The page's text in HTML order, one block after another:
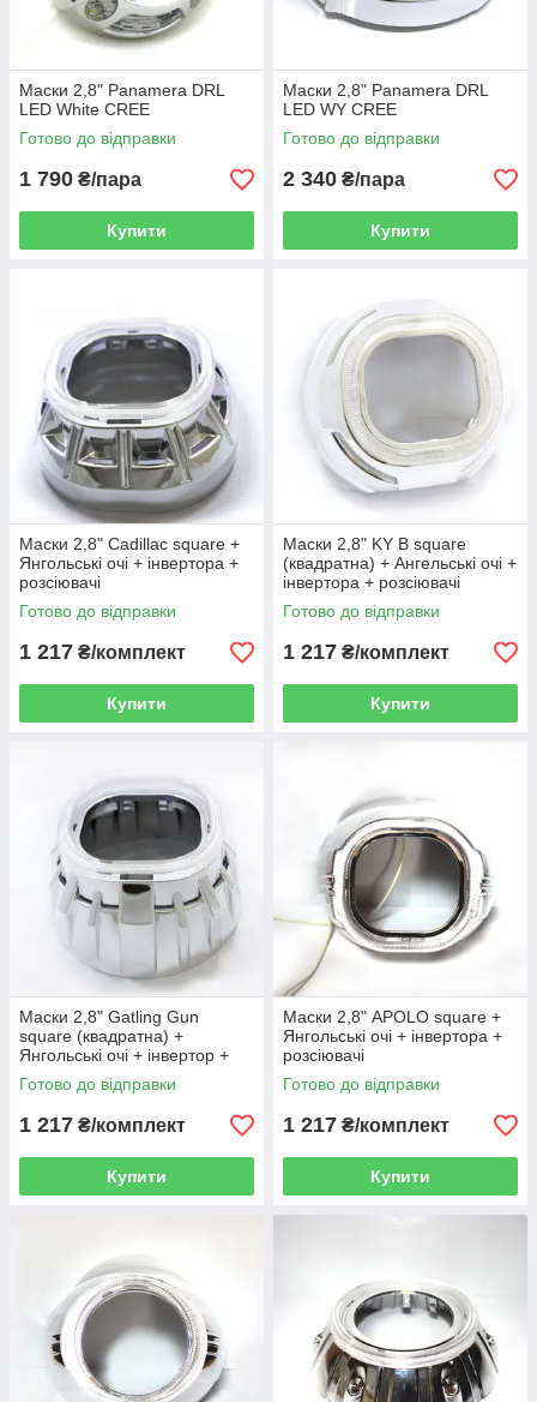
Маски 2,8" Panamera DRL
LED White CREE
Готово до відправки
1 790 ₴/пара
Купити
Маски 2,8" Panamera DRL
LED WY CREE
Готово до відправки
2 340 ₴/пара
Купити
Маски 2,8" Cadillac square +
Янгольські очі + інвертора +
розсіювачі
Готово до відправки
1 217 ₴/комплект
Купити
Маски 2,8" KY B square
(квадратна) + Ангельські очі +
інвертора + розсіювачі
Готово до відправки
1 217 ₴/комплект
Купити
Маски 2,8" Gatling Gun
square (квадратна) +
Янгольські очі + інвертор +
розсіювачі
Готово до відправки
1 217 ₴/комплект
Купити
Маски 2,8" APOLO square +
Янгольські очі + інвертора +
розсіювачі
Готово до відправки
1 217 ₴/комплект
Купити